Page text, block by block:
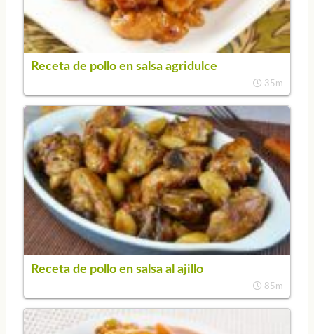
Receta de pollo en salsa agridulce
35m
Receta de pollo en salsa al ajillo
85m